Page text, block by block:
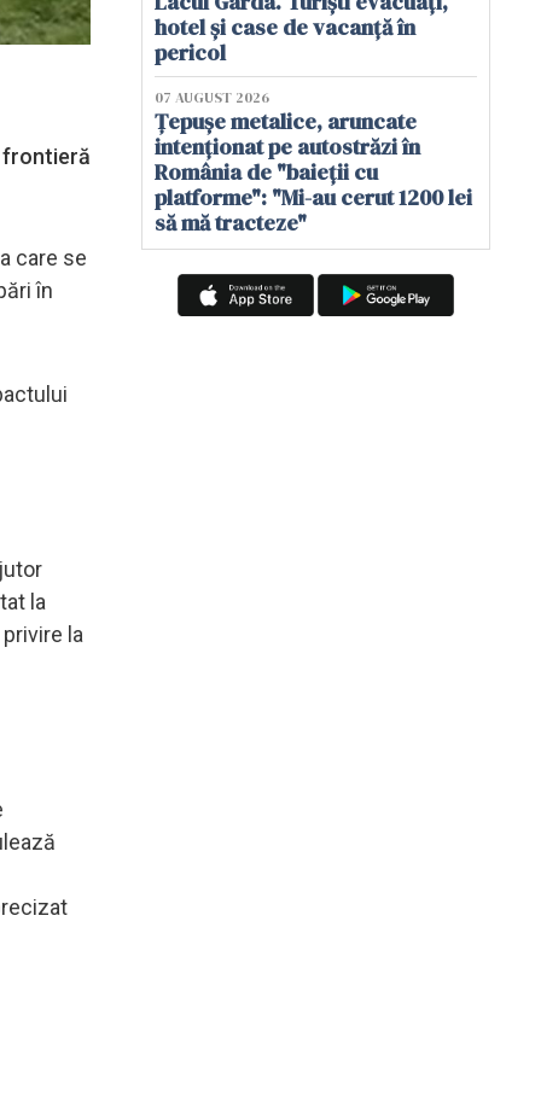
frontieră
care se
în
la
la
hotel și case de vacanță în
pericol
07 AUGUST 2026
Țepușe metalice, aruncate
intenționat pe autostrăzi în
România de "baieții cu
platforme": "Mi-au cerut 1200 lei
să mă tracteze"